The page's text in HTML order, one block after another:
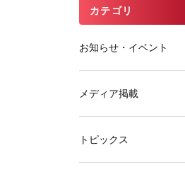
カテゴリ
お知らせ・イベント
メディア掲載
トピックス